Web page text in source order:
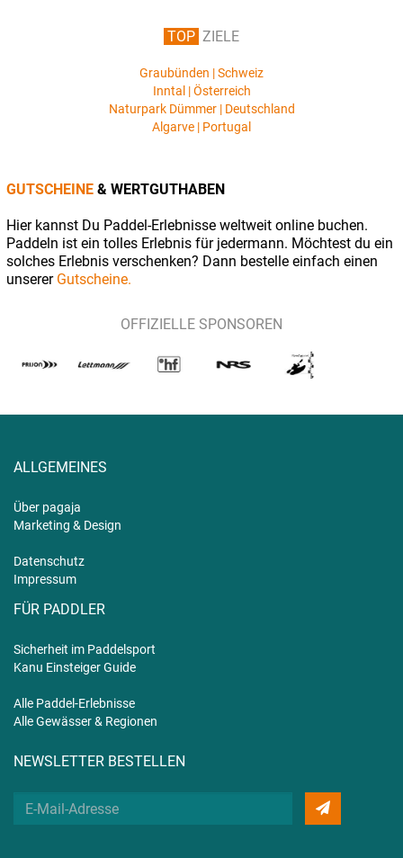
TOP ZIELE
Graubünden | Schweiz
Inntal | Österreich
Naturpark Dümmer | Deutschland
Algarve | Portugal
GUTSCHEINE & WERTGUTHABEN
Hier kannst Du Paddel-Erlebnisse weltweit online buchen.
Paddeln ist ein tolles Erlebnis für jedermann. Möchtest du ein
solches Erlebnis verschenken? Dann bestelle einfach einen
unserer Gutscheine.
OFFIZIELLE SPONSOREN
ALLGEMEINES
Über pagaja
Marketing & Design
Datenschutz
Impressum
FÜR PADDLER
Sicherheit im Paddelsport
Kanu Einsteiger Guide
Alle Paddel-Erlebnisse
Alle Gewässer & Regionen
NEWSLETTER BESTELLEN
Deine